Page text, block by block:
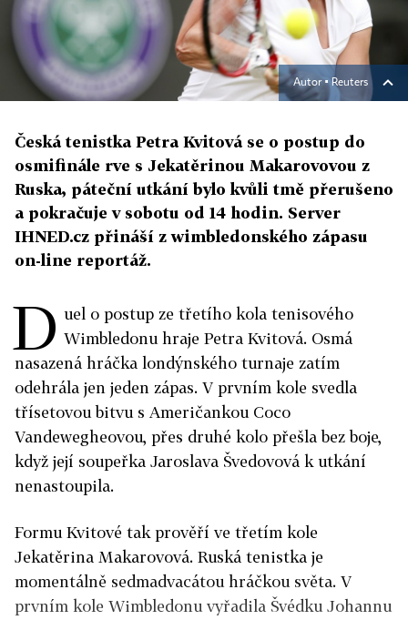
Autor ▪ Reuters
Česká tenistka Petra Kvitová se o postup do
osmifinále rve s Jekatěrinou Makarovovou z
Ruska, páteční utkání bylo kvůli tmě přerušeno
a pokračuje v sobotu od 14 hodin. Server
IHNED.cz přináší z wimbledonského zápasu
on-line reportáž.
D uel o postup ze třetího kola tenisového
Wimbledonu hraje Petra Kvitová. Osmá
nasazená hráčka londýnského turnaje zatím
odehrála jen jeden zápas. V prvním kole svedla
třísetovou bitvu s Američankou Coco
Vandewegheovou, přes druhé kolo přešla bez boje,
když její soupeřka Jaroslava Švedovová k utkání
nenastoupila.
Formu Kvitové tak prověří ve třetím kole
Jekatěrina Makarovová. Ruská tenistka je
momentálně sedmadvacátou hráčkou světa. V
prvním kole Wimbledonu vyřadila Švédku Johannu